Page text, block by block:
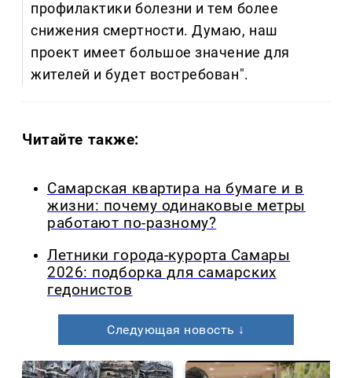
профилактики болезни и тем более
снижения смертности. Думаю, наш
проект имеет большое значение для
жителей и будет востребован".
Читайте также:
Самарская квартира на бумаге и в
жизни: почему одинаковые метры
работают по-разному?
Летники города-курорта Самары
2026: подборка для самарских
гедонистов
Следующая новость ↓